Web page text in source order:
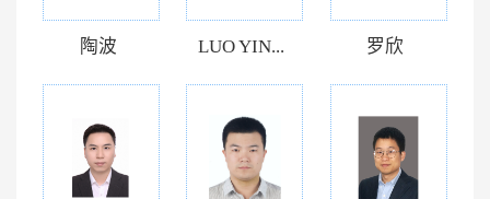
陶波 LUO YIN... 罗欣